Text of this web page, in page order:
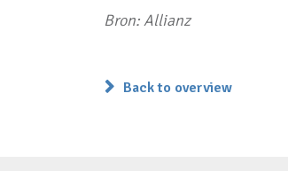
Bron: Allianz
Back to overview